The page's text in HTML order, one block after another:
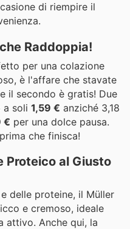
di riempire il
Raddoppia!
per una colazione
è l'affare che stavate
il secondo è gratis! Due
a soli 1,59 € anziché 3,18
€ per una dolce pausa.
che finisca!
Proteico al Giusto
delle proteine, il Müller
e cremoso, ideale
attivo. Anche qui, la